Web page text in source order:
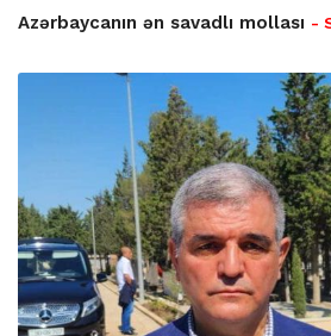
Azərbaycanın ən savadlı mollası -